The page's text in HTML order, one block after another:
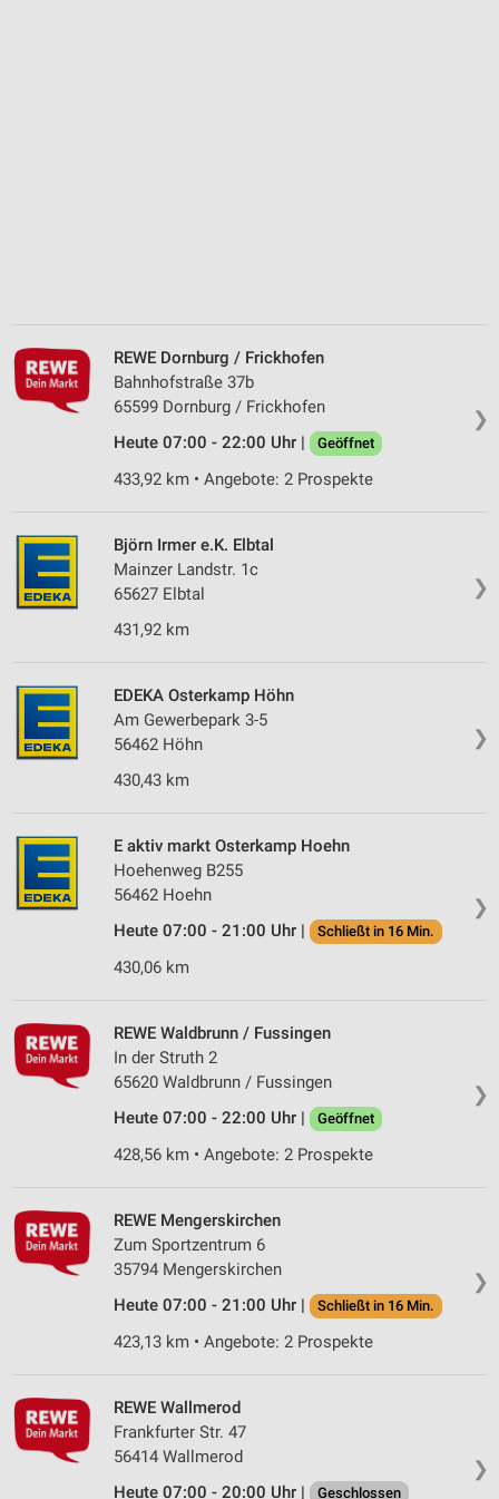
❯
REWE Dornburg / Frickhofen
Bahnhofstraße 37b
65599 Dornburg / Frickhofen
Heute 07:00 - 22:00 Uhr |
Geöffnet
433,92 km • Angebote: 2 Prospekte
❯
Björn Irmer e.K. Elbtal
Mainzer Landstr. 1c
65627 Elbtal
431,92 km
❯
EDEKA Osterkamp Höhn
Am Gewerbepark 3-5
56462 Höhn
430,43 km
❯
E aktiv markt Osterkamp Hoehn
Hoehenweg B255
56462 Hoehn
Heute 07:00 - 21:00 Uhr |
Schließt in 16 Min.
430,06 km
❯
REWE Waldbrunn / Fussingen
In der Struth 2
65620 Waldbrunn / Fussingen
Heute 07:00 - 22:00 Uhr |
Geöffnet
428,56 km • Angebote: 2 Prospekte
❯
REWE Mengerskirchen
Zum Sportzentrum 6
35794 Mengerskirchen
Heute 07:00 - 21:00 Uhr |
Schließt in 16 Min.
423,13 km • Angebote: 2 Prospekte
❯
REWE Wallmerod
Frankfurter Str. 47
56414 Wallmerod
Heute 07:00 - 20:00 Uhr |
Geschlossen